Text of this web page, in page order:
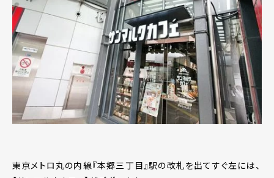
東京メトロ丸の内線『本郷三丁目』駅の改札を出てすぐ左には、